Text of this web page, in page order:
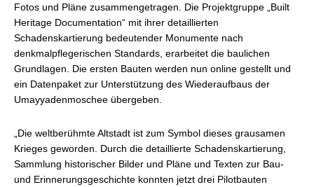
Fotos und Pläne zusammengetragen. Die Projektgruppe „Built
Heritage Documentation“ mit ihrer detaillierten
Schadenskartierung bedeutender Monumente nach
denkmalpflegerischen Standards, erarbeitet die baulichen
Grundlagen. Die ersten Bauten werden nun online gestellt und
ein Datenpaket zur Unterstützung des Wiederaufbaus der
Umayyadenmoschee übergeben.
„Die weltberühmte Altstadt ist zum Symbol dieses grausamen
Krieges geworden. Durch die detaillierte Schadenskartierung,
Sammlung historischer Bilder und Pläne und Texten zur Bau-
und Erinnerungsgeschichte konnten jetzt drei Pilotbauten